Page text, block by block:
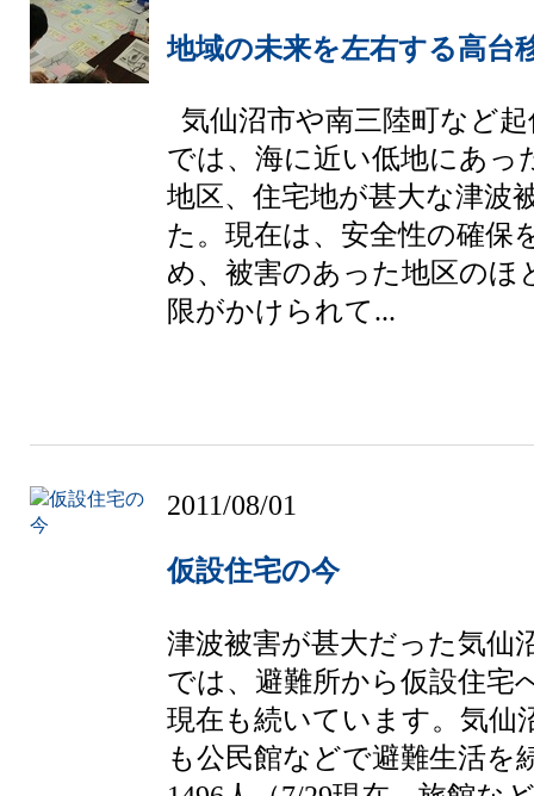
地域の未来を左右する高台
気仙沼市や南三陸町など
では、海に近い低地にあっ
地区、住宅地が甚大な津波
た。現在は、安全性の確保
め、被害のあった地区のほ
限がかけられて...
2011/08/01
仮設住宅の今
津波被害が甚大だった気仙
では、避難所から仮設住宅
現在も続いています。気仙
も公民館などで避難生活を